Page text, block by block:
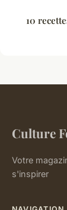
10
Culture
Votre
s'inspirer